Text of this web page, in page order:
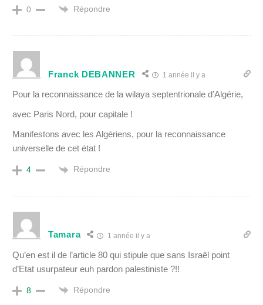
0 Répondre
Franck DEBANNER 1 année il y a
Pour la reconnaissance de la wilaya septentrionale d’Algérie,
avec Paris Nord, pour capitale !
Manifestons avec les Algériens, pour la reconnaissance
universelle de cet état !
4 Répondre
Tamara 1 année il y a
Qu’en est il de l’article 80 qui stipule que sans Israël point
d’Etat usurpateur euh pardon palestiniste ?!!
8 Répondre